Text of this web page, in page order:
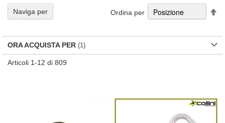
Articoli 1-12 di 809
Ordina per
Naviga per
ORA ACQUISTA PER